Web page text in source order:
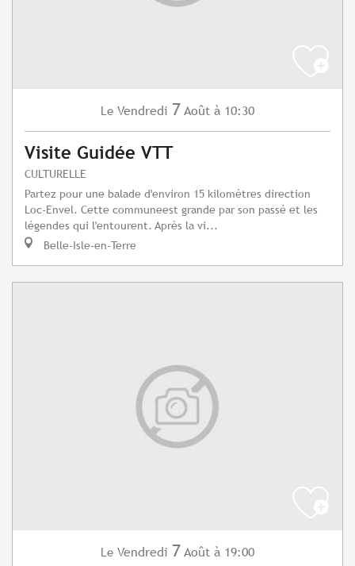
Le Vendredi 7 Août à 10:30
Visite Guidée VTT
CULTURELLE
Partez pour une balade d'environ 15 kilomètres direction
Loc-Envel. Cette communeest grande par son passé et les
légendes qui l'entourent. Après la vi...
Belle-Isle-en-Terre
Le Vendredi 7 Août à 19:00